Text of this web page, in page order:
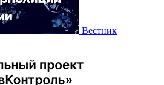
Вестник